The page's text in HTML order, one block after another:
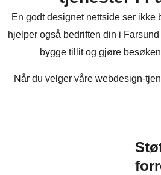
En godt designet nettside ser ikke
hjelper også bedriften din i
bygge tillit og gjøre
Når du velger våre webdesign-